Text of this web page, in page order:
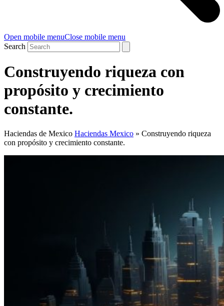
Open mobile menuClose mobile menu
Search
Construyendo riqueza con
propósito y crecimiento
constante.
Haciendas de Mexico Haciendas Mexico » Construyendo riqueza
con propósito y crecimiento constante.